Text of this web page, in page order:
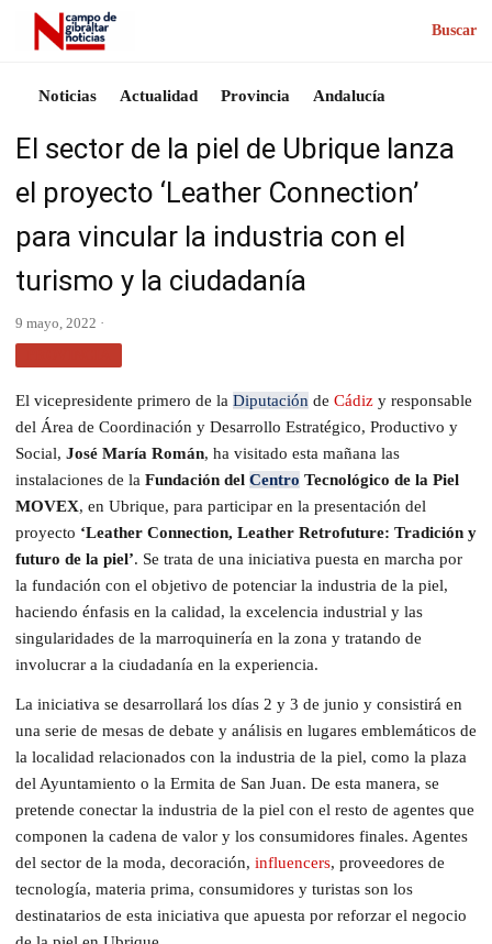
Buscar
Noticias Actualidad Provincia Andalucía
El sector de la piel de Ubrique lanza
el proyecto ‘Leather Connection’
para vincular la industria con el
turismo y la ciudadanía
9 mayo, 2022 ·
El vicepresidente primero de la Diputación de Cádiz y responsable
del Área de Coordinación y Desarrollo Estratégico, Productivo y
Social, José María Román, ha visitado esta mañana las
instalaciones de la Fundación del Centro Tecnológico de la Piel
MOVEX, en Ubrique, para participar en la presentación del
proyecto ‘Leather Connection, Leather Retrofuture: Tradición y
futuro de la piel’. Se trata de una iniciativa puesta en marcha por
la fundación con el objetivo de potenciar la industria de la piel,
haciendo énfasis en la calidad, la excelencia industrial y las
singularidades de la marroquinería en la zona y tratando de
involucrar a la ciudadanía en la experiencia.
La iniciativa se desarrollará los días 2 y 3 de junio y consistirá en
una serie de mesas de debate y análisis en lugares emblemáticos de
la localidad relacionados con la industria de la piel, como la plaza
del Ayuntamiento o la Ermita de San Juan. De esta manera, se
pretende conectar la industria de la piel con el resto de agentes que
componen la cadena de valor y los consumidores finales. Agentes
del sector de la moda, decoración, influencers, proveedores de
tecnología, materia prima, consumidores y turistas son los
destinatarios de esta iniciativa que apuesta por reforzar el negocio